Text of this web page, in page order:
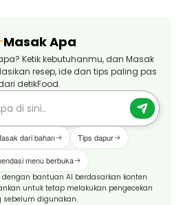
Masak Apa
Ketik kebutuhanmu, dan Masak
resep, ide dan tips paling pas
detikFood.
dari bahan Tips dapur
menu berbuka
bantuan AI berdasarkan konten
untuk tetap melakukan pengecekan
sebelum digunakan.